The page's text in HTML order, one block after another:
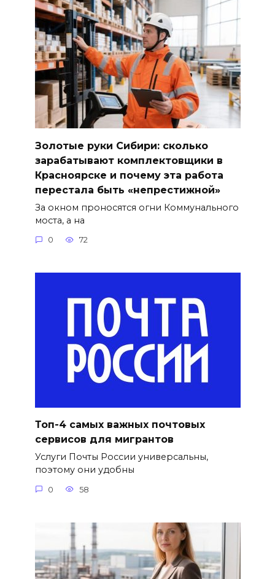
Золотые руки Сибири: сколько
зарабатывают комплектовщики в
Красноярске и почему эта работа
перестала быть «непрестижной»
За окном проносятся огни Коммунального
моста, а на
0 72
Топ-4 самых важных почтовых
сервисов для мигрантов
Услуги Почты России универсальны,
поэтому они удобны
0 58